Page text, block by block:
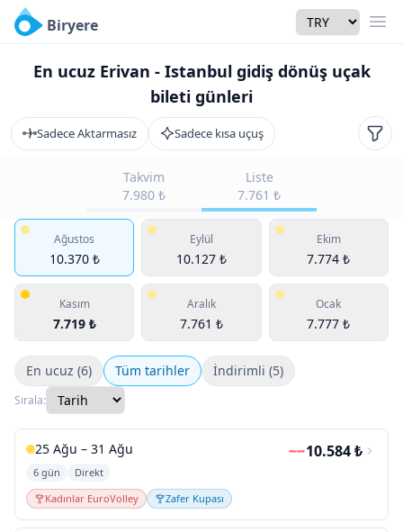
Biryere Currency
En ucuz Erivan - Istanbul gidiş dönüş uçak
bileti günleri
Sadece Aktarmasız Sadece kısa uçuş
Takvim
7.980 ₺
Liste
7.761 ₺
Ağustos
10.370 ₺
Eylül
10.127 ₺
Ekim
7.774 ₺
Kasım
7.719 ₺
Aralık
7.761 ₺
Ocak
7.777 ₺
En ucuz (6) Tüm tarihler İndirimli (5)
Sırala:
25 Ağu – 31 Ağu
6 gün
Direkt
Kadınlar EuroVolley
Zafer Kupası
10.584 ₺